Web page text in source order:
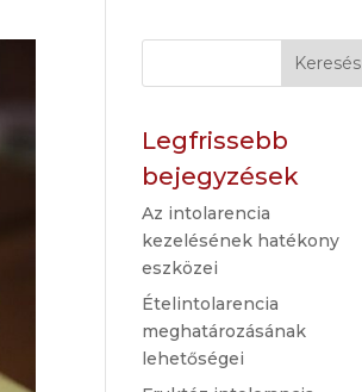
Keresés
Legfrissebb
bejegyzések
Az intolarencia
kezelésének hatékony
eszközei
Ételintolarencia
meghatározásának
lehetőségei